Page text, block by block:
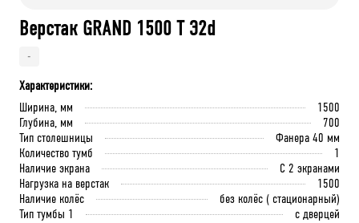
Верстак GRAND 1500 Т Э2d
-
Характеристики:
Ширина, мм
1500
Глубина, мм
700
Тип столешницы
Фанера 40 мм
Количество тумб
1
Наличие экрана
С 2 экранами
Нагрузка на верстак
1500
Наличие колёс
без колёс ( стационарный)
Тип тумбы 1
с дверцей